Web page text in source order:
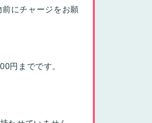
にチャージをお願
円までです。